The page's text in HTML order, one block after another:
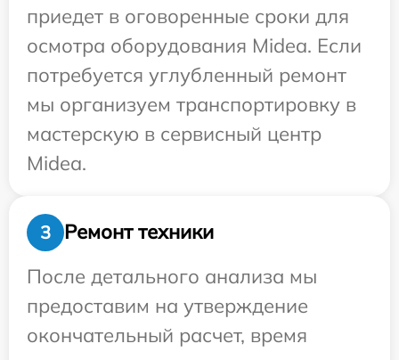
приедет в оговоренные сроки для
осмотра оборудования Midea. Если
потребуется углубленный ремонт
мы организуем транспортировку в
мастерскую в сервисный центр
Midea.
3
Ремонт техники
После детального анализа мы
предоставим на утверждение
окончательный расчет, время